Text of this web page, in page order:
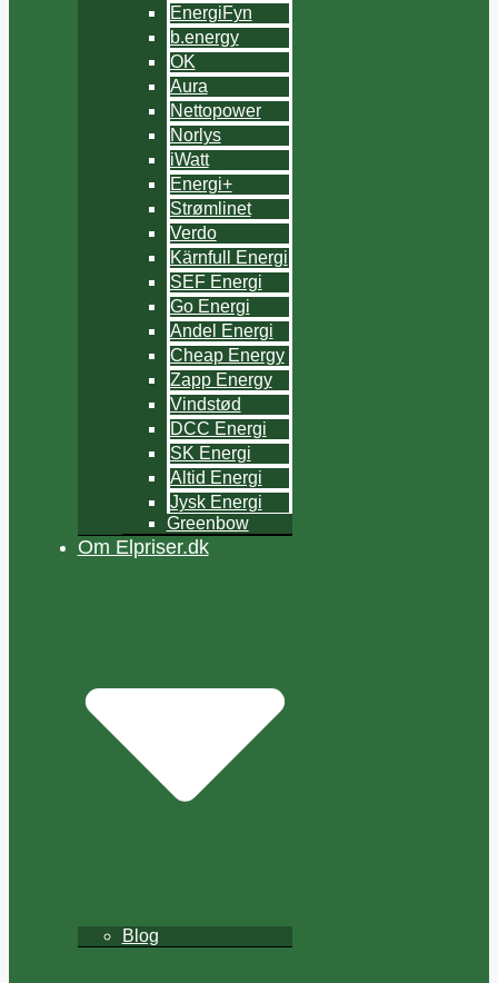
EnergiFyn
b.energy
OK
Aura
Nettopower
Norlys
iWatt
Energi+
Strømlinet
Verdo
Kärnfull Energi
SEF Energi
Go Energi
Andel Energi
Cheap Energy
Zapp Energy
Vindstød
DCC Energi
SK Energi
Altid Energi
Jysk Energi
Greenbow
Om Elpriser.dk
Blog